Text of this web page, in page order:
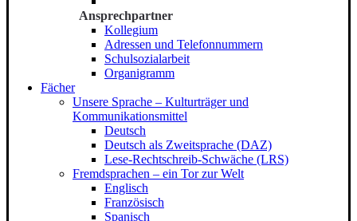
Ansprechpartner
Kollegium
Adressen und Telefonnummern
Schulsozialarbeit
Organigramm
Fächer
Unsere Sprache – Kulturträger und
Kommunikationsmittel
Deutsch
Deutsch als Zweitsprache (DAZ)
Lese-Rechtschreib-Schwäche (LRS)
Fremdsprachen – ein Tor zur Welt
Englisch
Französisch
Spanisch